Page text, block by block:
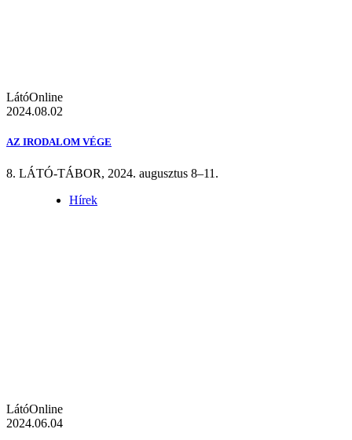
LátóOnline
2024.08.02
AZ IRODALOM VÉGE
8. LÁTÓ-TÁBOR, 2024. augusztus 8–11.
Hírek
LátóOnline
2024.06.04